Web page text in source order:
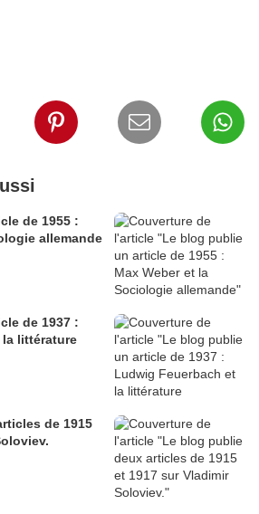
de 1955 :
allemande
de 1937 :
littérature
de 1915